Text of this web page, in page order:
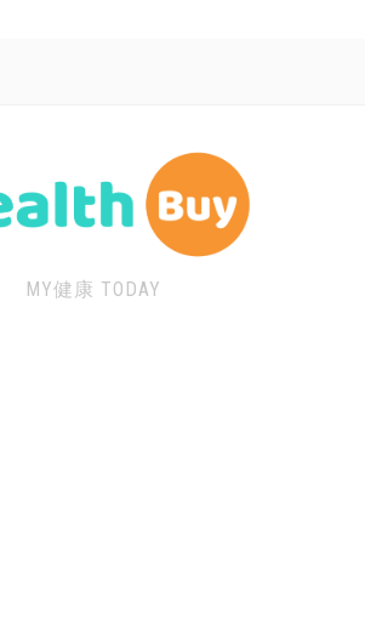
MY健康 TODAY